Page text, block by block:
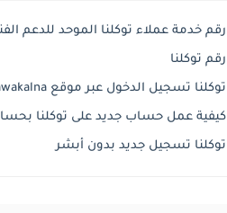
رقم خدمة عملاء توكلنا الموحد للدعم
رقم توكلنا
توكلنا تسجيل الدخول عبر موقع tawakalna
كيفية عمل حساب جديد على توكلنا
توكلنا تسجيل جديد بدون أبشر